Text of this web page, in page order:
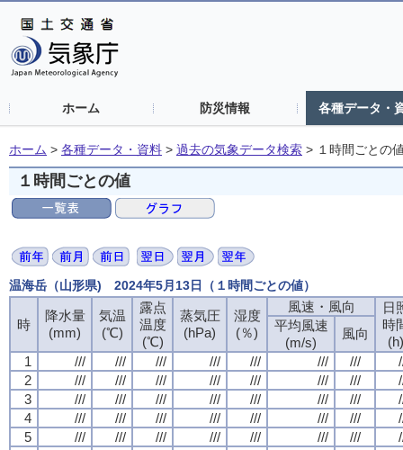
ホーム 防災情報 各種データ・
ホーム > 各種データ・資料 > 過去の気象データ検索 > １時間ごとの
１時間ごとの値
温海岳（山形県) 2024年5月13日（１時間ごとの値）
時
降水量
(mm)
気温
(℃)
露点
温度
(℃)
蒸気圧
(hPa)
湿度
(％)
風速・風向
日
時
(h)
平均風速
(m/s)
風向
1
/// /// /// /// /// /// ///
2
/// /// /// /// /// /// ///
3
/// /// /// /// /// /// ///
4
/// /// /// /// /// /// ///
5
/// /// /// /// /// /// ///
時
降水量
(mm)
気温
(℃)
露点
温度
(℃)
蒸気圧
(hPa)
湿度
(％)
風速・風向
日
時
(h)
平均風速
(m/s)
風向
1
/// /// /// /// /// /// ///
2
/// /// /// /// /// /// ///
3
/// /// /// /// /// /// ///
4
/// /// /// /// /// /// ///
5
/// /// /// /// /// /// ///
時
降水量
(mm)
気温
(℃)
露点
温度
(℃)
蒸気圧
(hPa)
湿度
(％)
風速・風向
日
時
(h)
平均風速
(m/s)
風向
1
/// /// /// /// /// /// ///
2
/// /// /// /// /// /// ///
3
/// /// /// /// /// /// ///
4
/// /// /// /// /// /// ///
5
/// /// /// /// /// /// ///
時
降水量
(mm)
気温
(℃)
露点
温度
(℃)
蒸気圧
(hPa)
湿度
(％)
風速・風向
日
時
(h)
平均風速
(m/s)
風向
1
/// /// /// /// /// /// ///
2
/// /// /// /// /// /// ///
3
/// /// /// /// /// /// ///
4
/// /// /// /// /// /// ///
5
/// /// /// /// /// /// ///